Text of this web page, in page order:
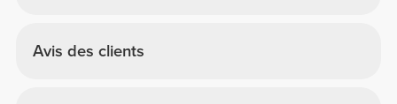
Avis des clients